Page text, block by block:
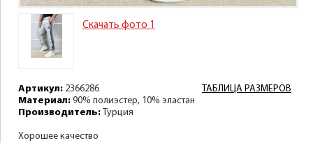
Скачать фото 1
ТАБЛИЦА РАЗМЕРОВ
Артикул: 2366286
Материал: 90% полиэстер, 10% эластан
Производитель: Турция
Хорошее качество